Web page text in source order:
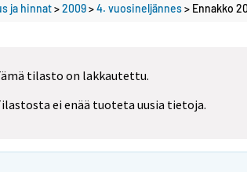
ja hinnat>2009>4. vuosineljännes> Ennakko
tilasto on lakkautettu.
ei enää tuoteta uusia tietoja.